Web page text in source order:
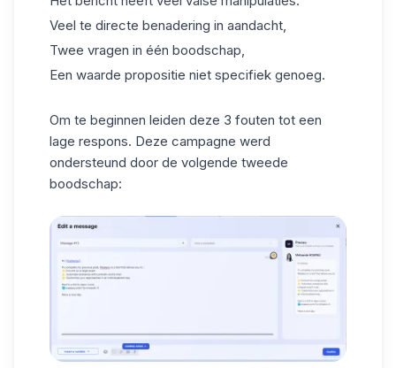
Veel te directe benadering in aandacht,
Twee vragen in één boodschap,
Een waarde propositie niet specifiek genoeg.
Om te beginnen leiden deze 3 fouten tot een
lage respons. Deze campagne werd
ondersteund door de volgende tweede
boodschap: